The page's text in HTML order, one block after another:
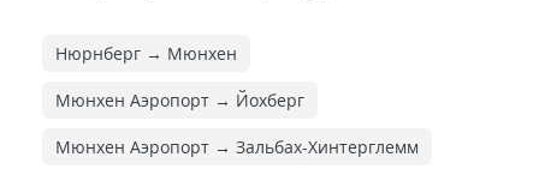
Нюрнберг → Мюнхен
Мюнхен Аэропорт → Йохберг
Мюнхен Аэропорт → Зальбах-Хинтерглемм